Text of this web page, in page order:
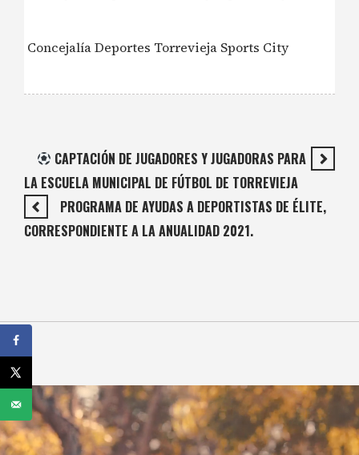
Concejalía Deportes Torrevieja Sports City
CAPTACIÓN DE JUGADORES Y JUGADORAS PARA
LA ESCUELA MUNICIPAL DE FÚTBOL DE TORREVIEJA
PROGRAMA DE AYUDAS A DEPORTISTAS DE ÉLITE,
CORRESPONDIENTE A LA ANUALIDAD 2021.